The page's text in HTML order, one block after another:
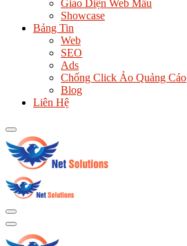
Giao Diện Web Mẫu
Showcase
Bảng Tin
Web
SEO
Ads
Chống Click Ảo Quảng Cáo
Blog
Liên Hệ